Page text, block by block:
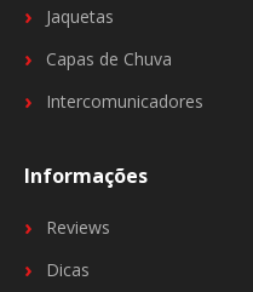
Jaquetas
Capas de Chuva
Intercomunicadores
Informações
Reviews
Dicas